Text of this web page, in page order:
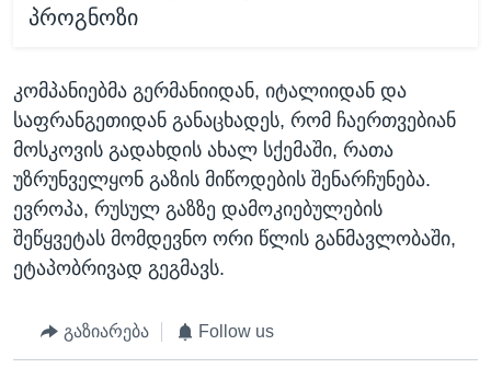
პროგნოზი
კომპანიებმა გერმანიიდან, იტალიიდან და
საფრანგეთიდან განაცხადეს, რომ ჩაერთვებიან
მოსკოვის გადახდის ახალ სქემაში, რათა
უზრუნველყონ გაზის მიწოდების შენარჩუნება.
ევროპა, რუსულ გაზზე დამოკიებულების
შეწყვეტას მომდევნო ორი წლის განმავლობაში,
ეტაპობრივად გეგმავს.
გაზიარება Follow us